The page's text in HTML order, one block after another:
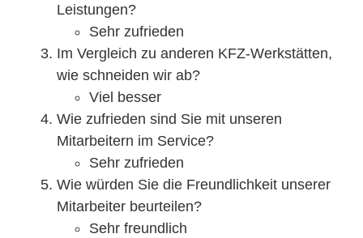
Leistungen?
Sehr zufrieden
Im Vergleich zu anderen KFZ-Werkstätten,
wie schneiden wir ab?
Viel besser
Wie zufrieden sind Sie mit unseren
Mitarbeitern im Service?
Sehr zufrieden
Wie würden Sie die Freundlichkeit unserer
Mitarbeiter beurteilen?
Sehr freundlich